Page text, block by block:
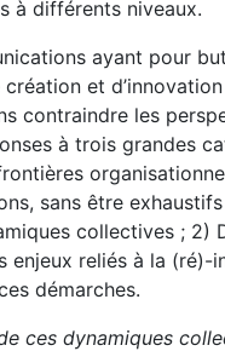
à différents niveaux.
ayant pour
et
contraindre les
à trois grandes
sans être
collectives ; 2)
reliés à la (ré)-
démarches.
ces dynamiques